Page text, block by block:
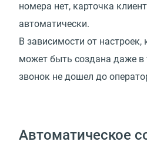
номера нет, карточка
автоматически.
В зависимости от настроек,
может быть создана даже в
звонок не дошел до
Автоматическое